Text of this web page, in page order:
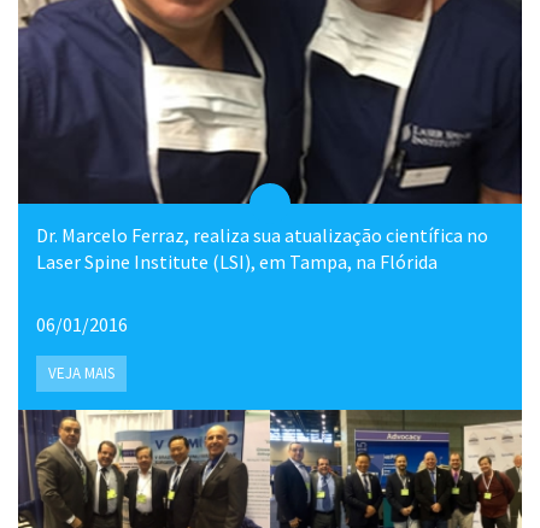
Dr. Marcelo Ferraz, realiza sua atualização científica no
Laser Spine Institute (LSI), em Tampa, na Flórida
06/01/2016
VEJA MAIS